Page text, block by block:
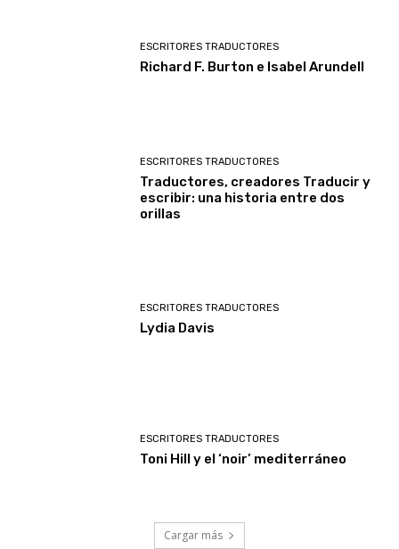
ESCRITORES TRADUCTORES
Richard F. Burton e Isabel Arundell
ESCRITORES TRADUCTORES
Traductores, creadores Traducir y
escribir: una historia entre dos
orillas
ESCRITORES TRADUCTORES
Lydia Davis
ESCRITORES TRADUCTORES
Toni Hill y el ‘noir’ mediterráneo
Cargar más